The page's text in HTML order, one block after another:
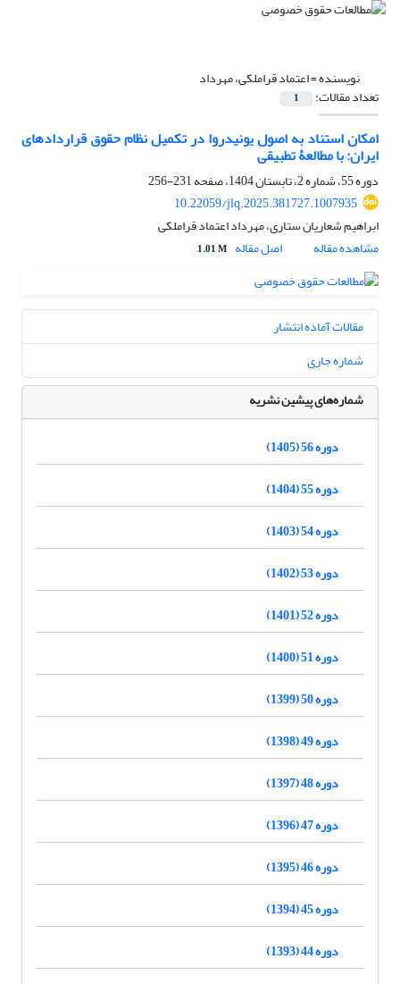
نویسنده =اعتماد قراملکی، مهرداد
تعداد مقالات: 1
امکان استناد به اصول یونیدروا در تکمیل نظام حقوق قراردادهای
ایران: با مطالعۀ تطبیقی
دوره 55، شماره 2، تابستان 1404، صفحه
231-256
10.22059/jlq.2025.381727.1007935
ابراهیم شعاریان ستاری، مهرداد اعتماد قراملکی
مشاهده مقاله
اصل مقاله 1.01 M
مقالات آماده انتشار
شماره جاری
شماره‌های پیشین نشریه
دوره 56 (1405)
دوره 55 (1404)
دوره 54 (1403)
دوره 53 (1402)
دوره 52 (1401)
دوره 51 (1400)
دوره 50 (1399)
دوره 49 (1398)
دوره 48 (1397)
دوره 47 (1396)
دوره 46 (1395)
دوره 45 (1394)
دوره 44 (1393)